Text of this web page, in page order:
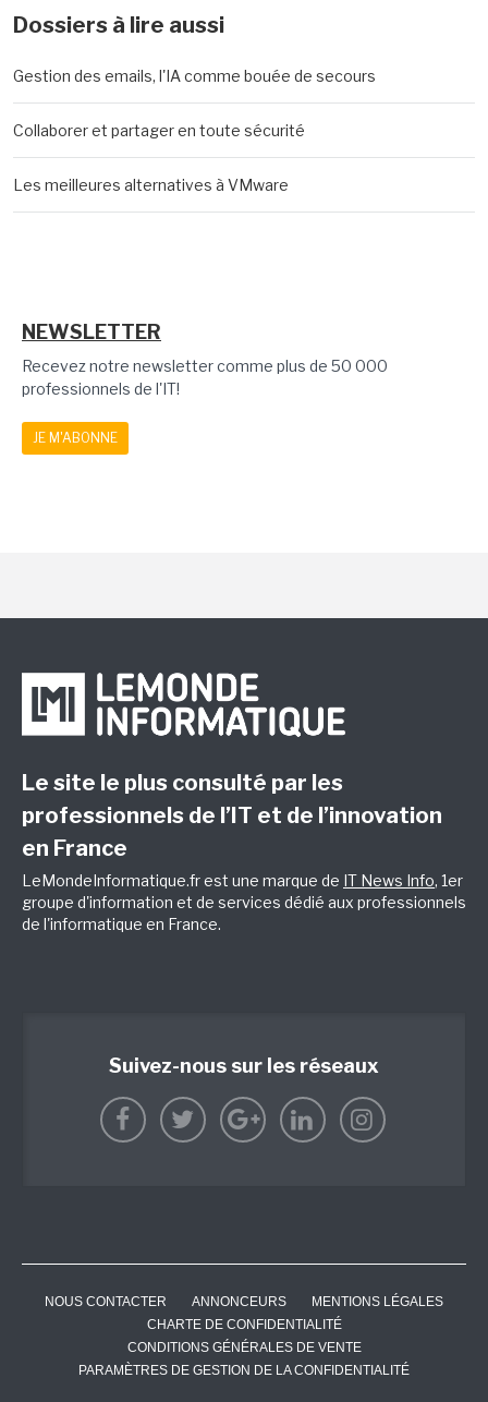
Dossiers à lire aussi
Gestion des emails, l'IA comme bouée de secours
Collaborer et partager en toute sécurité
Les meilleures alternatives à VMware
NEWSLETTER
Recevez notre newsletter comme plus de 50 000
professionnels de l'IT!
JE M'ABONNE
Le site le plus consulté par les
professionnels de l’IT et de l’innovation
en France
LeMondeInformatique.fr est une marque de IT News Info, 1er
groupe d'information et de services dédié aux professionnels
de l'informatique en France.
Suivez-nous sur les réseaux
NOUS CONTACTER ANNONCEURS
MENTIONS LÉGALES
CHARTE DE CONFIDENTIALITÉ
CONDITIONS GÉNÉRALES DE VENTE
PARAMÈTRES DE GESTION DE LA CONFIDENTIALITÉ